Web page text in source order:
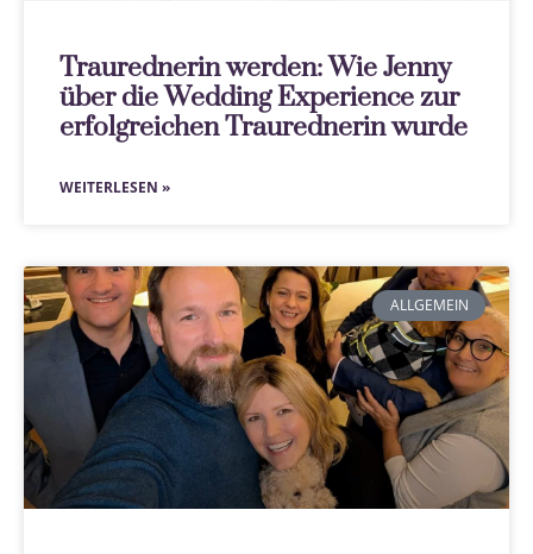
Traurednerin werden: Wie Jenny
über die Wedding Experience zur
erfolgreichen Traurednerin wurde
WEITERLESEN »
ALLGEMEIN